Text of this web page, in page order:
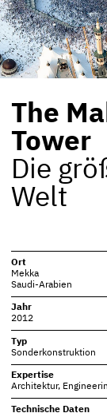
The
Tower
Die
Welt
Ort
Mekka
Saudi-Arabien
Jahr
2012
Typ
Sonderkonstruktion
Expertise
Architektur,
Technische Daten